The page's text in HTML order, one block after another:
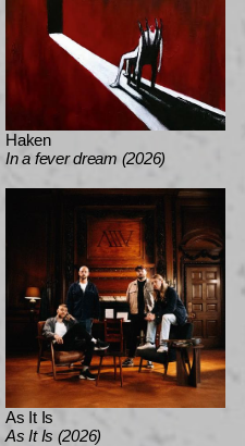
Haken
In a fever dream (2026)
As It Is
As It Is (2026)